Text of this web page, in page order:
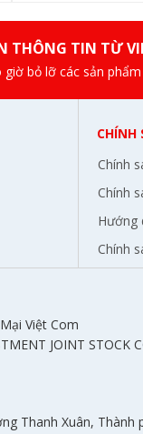
THÔNG TIN TỪ
giờ bỏ lỡ các sản
CHÍNH
Chính
Chính
Hướng
Chính
Việt Com
JOINT STOCK
Thanh Xuân, Thành